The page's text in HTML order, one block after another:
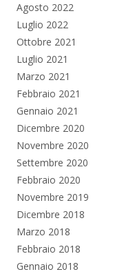
Agosto 2022
Luglio 2022
Ottobre 2021
Luglio 2021
Marzo 2021
Febbraio 2021
Gennaio 2021
Dicembre 2020
Novembre 2020
Settembre 2020
Febbraio 2020
Novembre 2019
Dicembre 2018
Marzo 2018
Febbraio 2018
Gennaio 2018